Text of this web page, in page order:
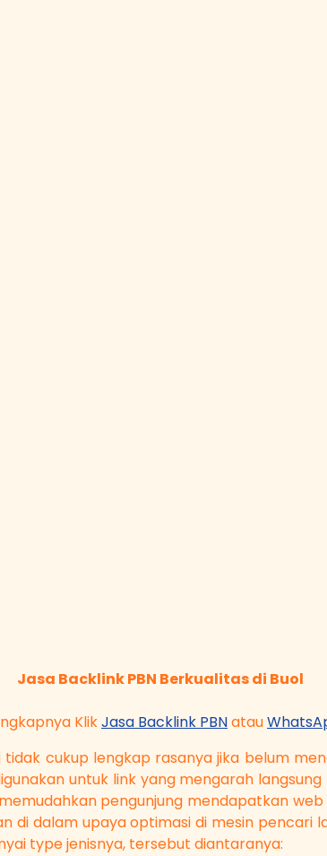
Jasa Backlink PBN Berkualitas di Buol
KlikJasa Backlink PBNatau
cukup lengkap rasanya jika belum
untuk link yang mengarah
pengunjung mendapatkan
di dalam upaya optimasi di mesin pencari
type jenisnya, tersebut diantaranya: